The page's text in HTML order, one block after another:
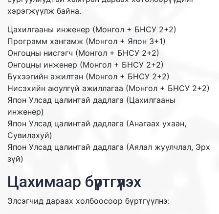
хэрэгжүүлж байна.
Цахилгааны инженер (Монгол + БНСУ 2+2)
Программ хангамж (Монгол + Япон 3+1)
Онгоцны нисгэгч (Монгол + БНСУ 2+2)
Онгоцны инженер (Монгол + БНСУ 2+2)
Бүхээгийн ажилтан (Монгол + БНСУ 2+2)
Нисэхийн аюулгүй ажиллагаа (Монгол + БНСУ 2+2)
Япон Улсад цалинтай дадлага (Цахилгааны
инженер)
Япон Улсад цалинтай дадлага (Анагаах ухаан,
Сувилахуй)
Япон Улсад цалинтай дадлага (Аялал жуулчлал, Эрх
зүй)
Цахимаар бүртгүүлэх
Элсэгчид дараах холбоосоор бүртгүүлнэ: